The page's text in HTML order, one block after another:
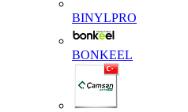
BINYLPRO
BONKEEL